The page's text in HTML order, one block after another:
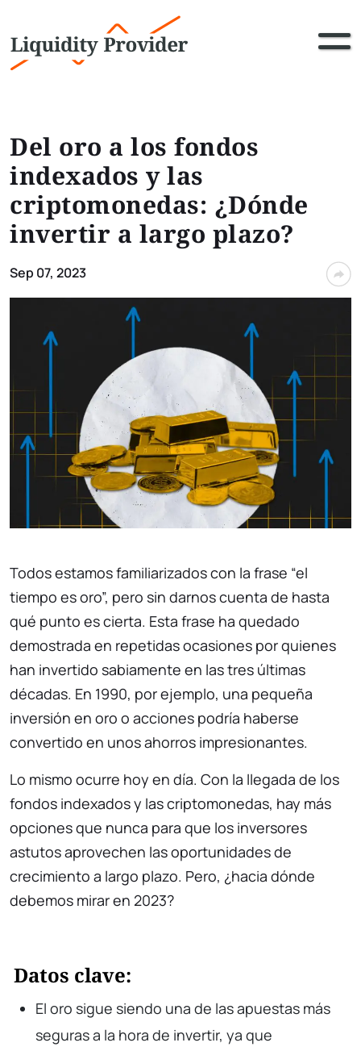
Del oro a los fondos
indexados y las
criptomonedas: ¿Dónde
invertir a largo plazo?
Sep 07, 2023
Todos estamos familiarizados con la frase “el
tiempo es oro”, pero sin darnos cuenta de hasta
qué punto es cierta. Esta frase ha quedado
demostrada en repetidas ocasiones por quienes
han invertido sabiamente en las tres últimas
décadas. En 1990, por ejemplo, una pequeña
inversión en oro o acciones podría haberse
convertido en unos ahorros impresionantes.
Lo mismo ocurre hoy en día. Con la llegada de los
fondos indexados y las criptomonedas, hay más
opciones que nunca para que los inversores
astutos aprovechen las oportunidades de
crecimiento a largo plazo. Pero, ¿hacia dónde
debemos mirar en 2023?
Datos clave:
El oro sigue siendo una de las apuestas más
seguras a la hora de invertir, ya que